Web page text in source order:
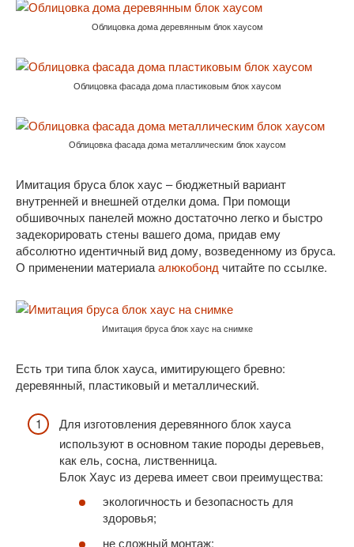
Облицовка дома деревянным блок хаусом
Облицовка фасада дома пластиковым блок хаусом
Облицовка фасада дома металлическим блок хаусом
Имитация бруса блок хаус – бюджетный вариант
внутренней и внешней отделки дома. При помощи
обшивочных панелей можно достаточно легко и быстро
задекорировать стены вашего дома, придав ему
абсолютно идентичный вид дому, возведенному из бруса.
О применении материалаалюкобонд читайте по ссылке.
Имитация бруса блок хаус на снимке
Есть три типа блок хауса, имитирующего бревно:
деревянный, пластиковый и металлический.
Для изготовления деревянного блок хауса
используют в основном такие породы деревьев,
как ель, сосна, лиственница.
Блок Хаус из дерева имеет свои преимущества:
экологичность и безопасность для
здоровья;
не сложный монтаж;